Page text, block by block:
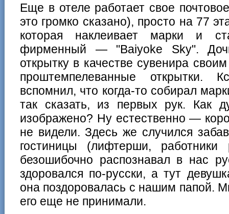
Еще в отеле работает свое
это громко сказано), просто на 77
которая наклеивает марки и
фирменный — "Baiyoke Sky".
открытку в качестве сувенира
проштемпелеванные открытки.
вспомнил, что когда-то собирал
так сказать, из первых рук. Как
изображено? Ну естественно —
не видели. Здесь же случился
гостиницы (лифтерши,
безошибочно распознавал в нас
здоровался по-русски, а тут
она поздоровалась с нашим папой.
его еще не принимали.